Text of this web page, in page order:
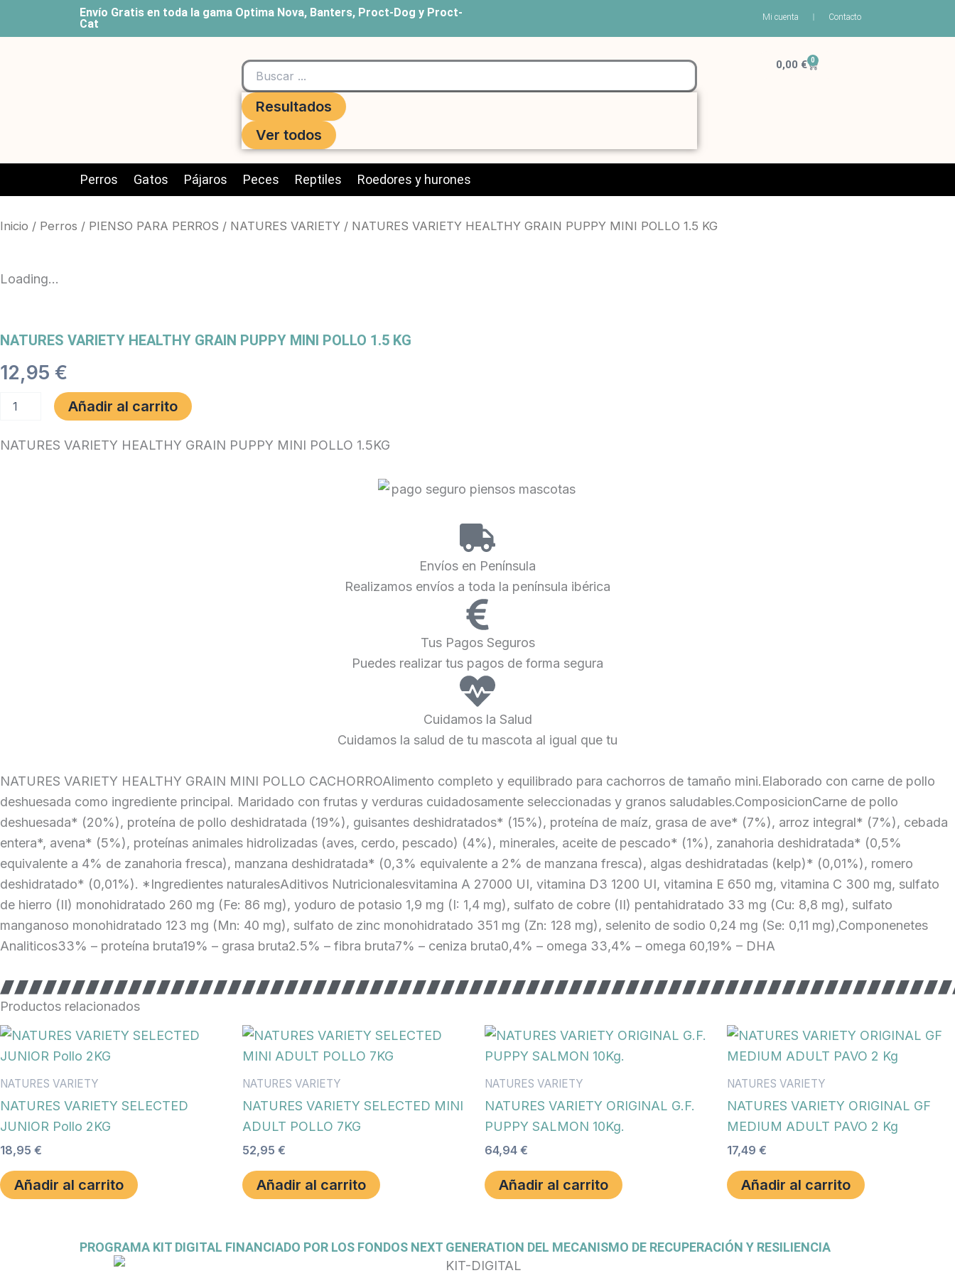
Envío Gratis en toda la gama Optima Nova, Banters, Proct-Dog y Proct-
Cat
Mi cuenta Contacto
Search
Resultados
Ver todos
0,00 € 0
Carrito
Perros Gatos Pájaros Peces Reptiles Roedores y hurones
Inicio / Perros / PIENSO PARA PERROS / NATURES VARIETY / NATURES VARIETY HEALTHY GRAIN PUPPY MINI POLLO 1.5 KG
Loading...
NATURES VARIETY HEALTHY GRAIN PUPPY MINI POLLO 1.5 KG
12,95 €
VARIETY
GRAIN
Añadir al carrito
NATURES VARIETY HEALTHY GRAIN PUPPY MINI POLLO 1.5KG
Envíos en Península
Realizamos envíos a toda la península ibérica
Tus Pagos Seguros
Puedes realizar tus pagos de forma segura
Cuidamos la Salud
Cuidamos la salud de tu mascota al igual que tu
NATURES VARIETY HEALTHY GRAIN MINI POLLO CACHORROAlimento completo y equilibrado para cachorros de tamaño mini.Elaborado con carne de pollo
deshuesada como ingrediente principal. Maridado con frutas y verduras cuidadosamente seleccionadas y granos saludables.ComposicionCarne de pollo
deshuesada* (20%), proteína de pollo deshidratada (19%), guisantes deshidratados* (15%), proteína de maíz, grasa de ave* (7%), arroz integral* (7%), cebada
entera*, avena* (5%), proteínas animales hidrolizadas (aves, cerdo, pescado) (4%), minerales, aceite de pescado* (1%), zanahoria deshidratada* (0,5%
equivalente a 4% de zanahoria fresca), manzana deshidratada* (0,3% equivalente a 2% de manzana fresca), algas deshidratadas (kelp)* (0,01%), romero
deshidratado* (0,01%). *Ingredientes naturalesAditivos Nutricionalesvitamina A 27000 UI, vitamina D3 1200 UI, vitamina E 650 mg, vitamina C 300 mg, sulfato
de hierro (II) monohidratado 260 mg (Fe: 86 mg), yoduro de potasio 1,9 mg (I: 1,4 mg), sulfato de cobre (II) pentahidratado 33 mg (Cu: 8,8 mg), sulfato
manganoso monohidratado 123 mg (Mn: 40 mg), sulfato de zinc monohidratado 351 mg (Zn: 128 mg), selenito de sodio 0,24 mg (Se: 0,11 mg),Componenetes
Analiticos33% – proteína bruta19% – grasa bruta2.5% – fibra bruta7% – ceniza bruta0,4% – omega 33,4% – omega 60,19% – DHA
Productos relacionados
NATURES VARIETY
NATURES VARIETY SELECTED
JUNIOR Pollo 2KG
18,95 €
Añadir al carrito
NATURES VARIETY
NATURES VARIETY SELECTED MINI
ADULT POLLO 7KG
52,95 €
Añadir al carrito
NATURES VARIETY
NATURES VARIETY ORIGINAL G.F.
PUPPY SALMON 10Kg.
64,94 €
Añadir al carrito
NATURES VARIETY
NATURES VARIETY ORIGINAL GF
MEDIUM ADULT PAVO 2 Kg
17,49 €
Añadir al carrito
PROGRAMA KIT DIGITAL FINANCIADO POR LOS FONDOS NEXT GENERATION DEL MECANISMO DE RECUPERACIÓN Y RESILIENCIA